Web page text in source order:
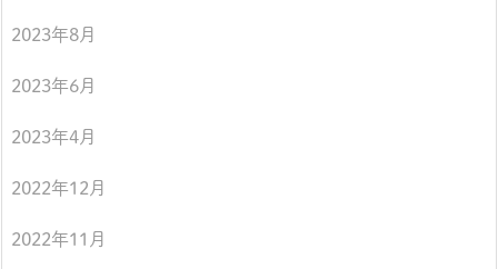
2023年8月
2023年6月
2023年4月
2022年12月
2022年11月